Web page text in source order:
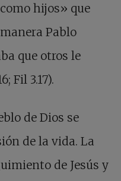
hijos» que
Pablo
que otros le
Fil 3.17).
de Dios se
de la vida. La
de Jesús y